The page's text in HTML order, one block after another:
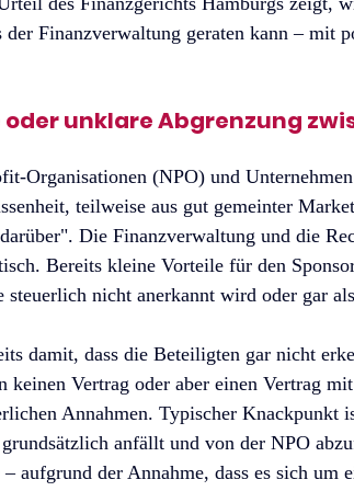
Finanzverwaltung geraten kann – mit
unklare Abgrenzung
Organisationen (NPO) und
teilweise aus gut gemeinter
Die Finanzverwaltung und die
Bereits kleine Vorteile für den
steuerlich nicht anerkannt wird oder gar
damit, dass die Beteiligten gar nicht
keinen Vertrag oder aber einen Vertrag mit
Annahmen. Typischer Knackpunkt
anfällt und von der NPO
aufgrund der Annahme, dass es sich um